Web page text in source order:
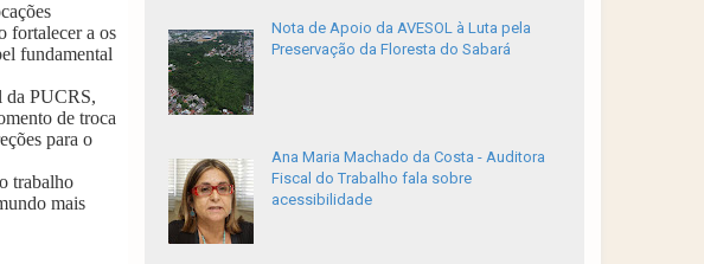
fortalecer a os
fundamental
da PUCRS,
de troca
para o
trabalho
mais
Nota de Apoio da AVESOL à Luta pela
Preservação da Floresta do Sabará
Ana Maria Machado da Costa - Auditora
Fiscal do Trabalho fala sobre
acessibilidade